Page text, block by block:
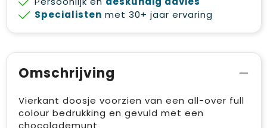
Specialisten met 30+ jaar ervaring
Omschrijving
Vierkant doosje voorzien van een all-over full
colour bedrukking en gevuld met een
chocolademunt